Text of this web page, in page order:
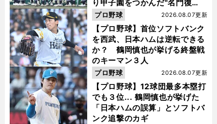
り甲子園をつかんだ"名門復
活"の舞台裏
【プロ野球】首位ソフトバンク
を西武、日本ハムは逆転できる
か？ 鶴岡慎也が挙げる終盤戦
のキーマン３人
2026.08.07更新
プロ野球
【プロ野球】12球団最多本塁打
でも３位... 鶴岡慎也が挙げた
「日本ハムの誤算」とソフトバ
ンク追撃のカギ
2026.08.07更新
プロ野球